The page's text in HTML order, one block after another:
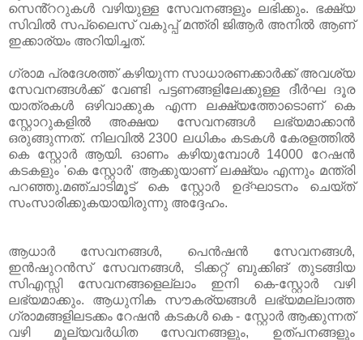
സെൻ്ററുകൾ വഴിയുള്ള സേവനങ്ങളും ലഭിക്കും. ഭക്ഷ്യ
സിവിൽ സപ്ലൈസ് വകുപ്പ് മന്ത്രി ജിആർ അനിൽ ആണ്
ഇക്കാര്യം അറിയിച്ചത്.
ഗ്രാമ പ്രദേശത്ത് കഴിയുന്ന സാധാരണക്കാർക്ക് അവശ്യ
സേവനങ്ങൾക്ക് വേണ്ടി പട്ടണങ്ങളിലേക്കുള്ള ദീർഘ ദൂര
യാത്രകൾ ഒഴിവാക്കുക എന്ന ലക്ഷ്യത്തോടൊണ് കെ
സ്റ്റോറുകളിൽ അക്ഷയ സേവനങ്ങൾ ലഭ്യമാക്കാൻ
ഒരുങ്ങുന്നത്. നിലവിൽ 2300 ലധികം കടകൾ കേരളത്തിൽ
കെ സ്റ്റോർ ആയി. ഓണം കഴിയുമ്പോൾ 14000 റേഷൻ
കടകളും 'കെ സ്റ്റോർ' ആക്കുയാണ് ലക്ഷ്യം എന്നും മന്ത്രി
പറഞ്ഞു.മഞ്ചാടിമൂട് കെ സ്റ്റോർ ഉദ്ഘാടനം ചെയ്ത്
സംസാരിക്കുകയായിരുന്നു അദ്ദേഹം.
ആധാർ സേവനങ്ങൾ, പെൻഷൻ സേവനങ്ങൾ,
ഇൻഷുറൻസ് സേവനങ്ങൾ, ടിക്കറ്റ് ബുക്കിങ് തുടങ്ങിയ
സിഎസ്സി സേവനങ്ങളെല്ലാം ഇനി കെ-സ്റ്റോർ വഴി
ലഭ്യമാക്കും. ആധുനിക സൗകര്യങ്ങൾ ലഭ്യമല്ലാത്ത
ഗ്രാമങ്ങളിലടക്കം റേഷൻ കടകൾ കെ - സ്റ്റോർ ആക്കുന്നത്
വഴി മൂല്യവർധിത സേവനങ്ങളും, ഉത്പനങ്ങളും